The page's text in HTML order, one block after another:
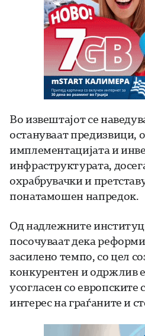
Во извештајот се
остануваат предизвици,
имплементацијата и
инфраструктурата,
охрабрувачки и
понатамошен напредок.
Од надлежните
посочуваат дека
засилено темпо, со цел
конкурентен и одржлив
усогласен со европските
интерес на граѓаните и